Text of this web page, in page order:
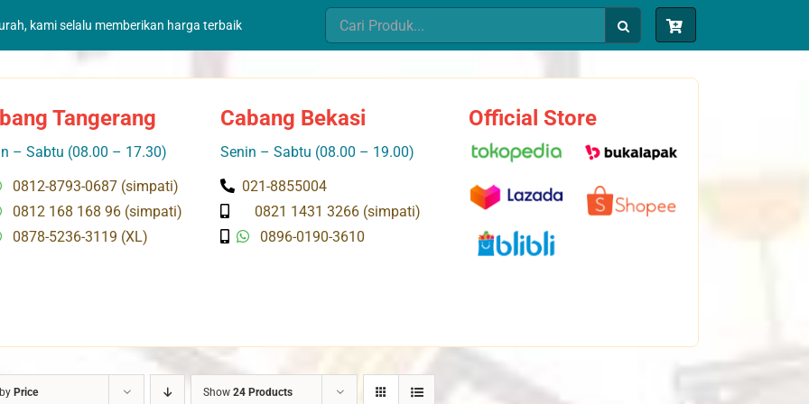
kami selalu memberikan harga terbaik
Search
for:
Tangerang
– Sabtu (08.00 – 17.30)
0812-8793-0687 (simpati)
0812 168 168 96 (simpati)
0878-5236-3119 (XL)
Cabang Bekasi
Senin – Sabtu (08.00 – 19.00)
021-8855004
0821 1431 3266 (simpati)
0896-0190-3610
Official Store
Price Show 24 Products